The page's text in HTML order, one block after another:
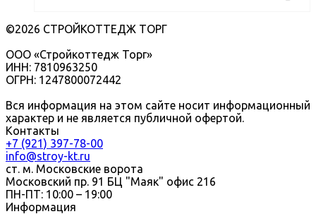
©2026 СТРОЙКОТТЕДЖ ТОРГ
ООО «Стройкоттедж Торг»
ИНН: 7810963250
ОГРН: 1247800072442
Вся информация на этом сайте носит информационный
характер и не является публичной офертой.
Контакты
+7 (921) 397-78-00
info@stroy-kt.ru
ст. м. Московские ворота
Московский пр. 91 БЦ "Маяк" офис 216
ПН-ПТ: 10:00 – 19:00
Информация